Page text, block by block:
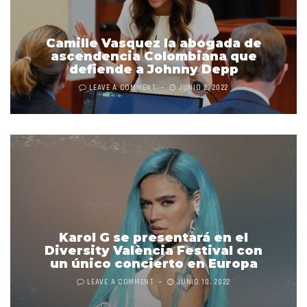
Camille Vasquez la abogada de
ascendencia Colombiana que
defiende a Johnny Depp
LEAVE A COMMENT JUNIO 2, 2022
Karol G se presentará en el
Diversity València Festival con
un único concierto en Europa
LEAVE A COMMENT JUNIO 10, 2022